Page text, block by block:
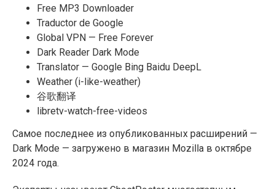
Free MP3 Downloader
Traductor de Google
Global VPN — Free Forever
Dark Reader Dark Mode
Translator — Google Bing Baidu DeepL
Weather (i-like-weather)
谷歌翻译
libretv-watch-free-videos
Самое последнее из опубликованных расширений —
Dark Mode — загружено в магазин Mozilla в октябре
2024 года.